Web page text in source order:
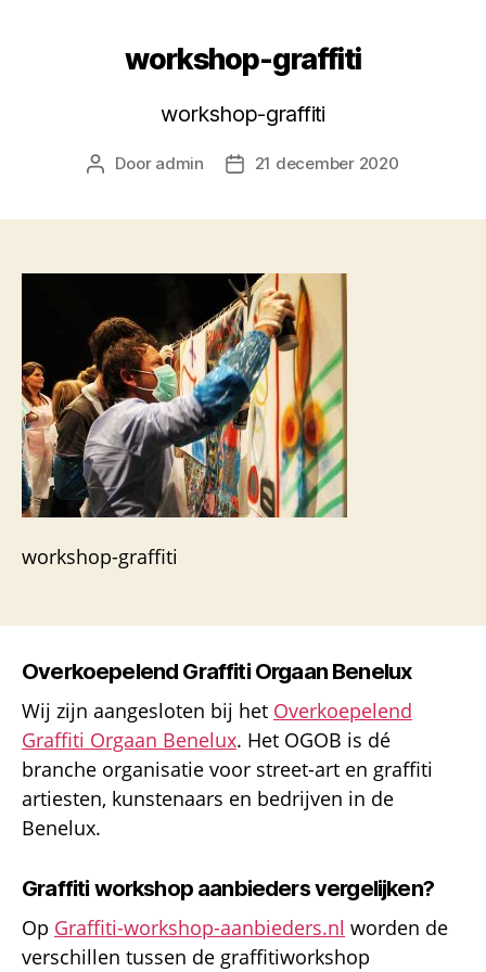
workshop-graffiti
workshop-graffiti
Berichtauteur
Door admin Berichtdatum
21 december 2020
workshop-graffiti
Overkoepelend Graffiti Orgaan Benelux
Wij zijn aangesloten bij het Overkoepelend
Graffiti Orgaan Benelux. Het OGOB is dé
branche organisatie voor street-art en graffiti
artiesten, kunstenaars en bedrijven in de
Benelux.
Graffiti workshop aanbieders vergelijken?
Op Graffiti-workshop-aanbieders.nl worden de
verschillen tussen de graffitiworkshop